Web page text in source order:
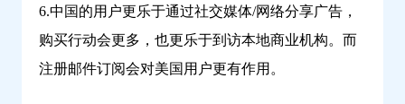
6.中国的用户更乐于通过社交媒体/网络分享广告，
购买行动会更多，也更乐于到访本地商业机构。而
注册邮件订阅会对美国用户更有作用。